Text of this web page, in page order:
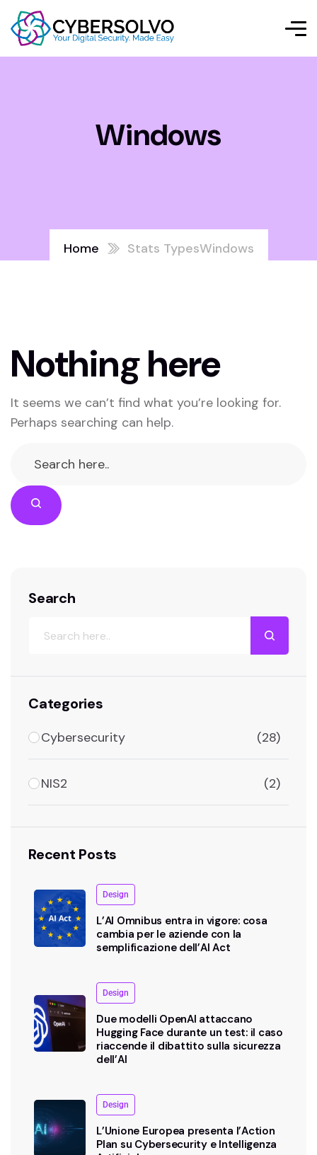
Windows
Home Stats TypesWindows
Nothing here
It seems we can’t find what you’re looking for.
Perhaps searching can help.
Search
Cerca
Categories
Cybersecurity (28)
NIS2 (2)
Recent Posts
Design
L’AI Omnibus entra in vigore: cosa
cambia per le aziende con la
semplificazione dell’AI Act
Design
Due modelli OpenAI attaccano
Hugging Face durante un test: il caso
riaccende il dibattito sulla sicurezza
dell’AI
Design
L’Unione Europea presenta l’Action
Plan su Cybersecurity e Intelligenza